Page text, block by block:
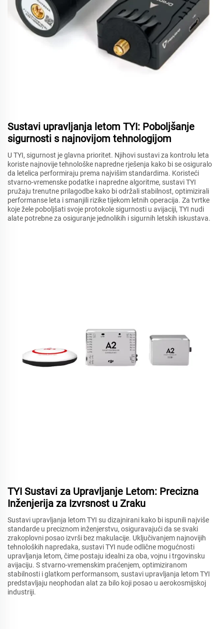
Sustavi upravljanja letom TYI: Poboljšanje
sigurnosti s najnovijom tehnologijom
U TYI, sigurnost je glavna prioritet. Njihovi sustavi za kontrolu leta
koriste najnovije tehnološke napredne rješenja kako bi se osiguralo
da letelica performiraju prema najvišim standardima. Koristeći
stvarno-vremenske podatke i napredne algoritme, sustavi TYI
pružaju trenutne prilagodbe kako bi održali stabilnost, optimizirali
performanse leta i smanjili rizike tijekom letnih operacija. Za tvrtke
koje žele poboljšati svoje protokole sigurnosti u avijaciji, TYI nudi
alate potrebne za osiguranje jednolikih i sigurnih letskih iskustava.
TYI Sustavi za Upravljanje Letom: Precizna
Inženjerija za Izvrsnost u Zraku
Sustavi upravljanja letom TYI su dizajnirani kako bi ispunili najviše
standarde u preciznom inženjerstvu, osiguravajući da se svaki
zrakoplovni posao izvrši bez makulacije. Uključivanjem najnovijih
tehnoloških napredaka, sustavi TYI nude odlične mogućnosti
upravljanja letom, čime postaju idealni za oba, vojnu i trgovinsku
avijaciju. S stvarno-vremenskim praćenjem, optimiziranom
stabilnosti i glatkom performansom, sustavi upravljanja letom TYI
predstavljaju neophodan alat za bilo koji posao u aerokosmijskoj
industriji.